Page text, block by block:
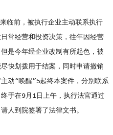
前，被执行企业主动联系执行
常经营和投资决策，往年因经营
是今年经企业改制有所起色，被
快划拨用于结案，同时申请撤销
动“唤醒”5起终本案件，分别联系
于在9月1日上午，执行法官通过
人到院签署了法律文书。